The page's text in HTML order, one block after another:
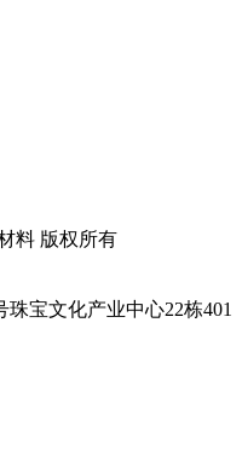
料 版权所有
宝文化产业中心22栋401